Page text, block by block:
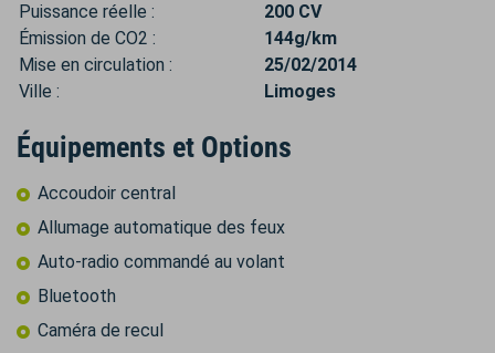
Puissance réelle :
200 CV
Émission de CO2 :
144g/km
Mise en circulation :
25/02/2014
Ville :
Limoges
Équipements et Options
Accoudoir central
Allumage automatique des feux
Auto-radio commandé au volant
Bluetooth
Caméra de recul